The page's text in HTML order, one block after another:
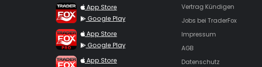
TraderFox App
App Store
Google Play
TraderFox Pro
App Store
Google Play
TraderFox dpa-AFX ProFeed
App Store
Vertrag Kündigen
Jobs bei TraderFox
Impressum
AGB
Datenschutz